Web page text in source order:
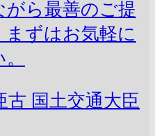
ら最善のご提
ずはお気軽に
古 国土交通大臣